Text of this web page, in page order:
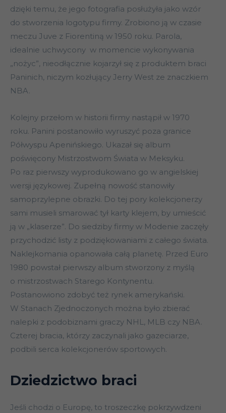
dzięki temu, że jego fotografia posłużyła jako wzór
do stworzenia logotypu firmy. Zrobiono ją w czasie
meczu Juve z Fiorentiną w 1950 roku. Parola,
idealnie uchwycony w momencie wykonywania
„nożyc”, nieodłącznie kojarzył się z produktem braci
Paninich, niczym kozłujący Jerry West ze znaczkiem
NBA.
Kolejny przełom w historii firmy nastąpił w 1970
roku. Panini postanowiło wyruszyć poza granice
Półwyspu Apenińskiego. Ukazał się album
poświęcony Mistrzostwom Świata w Meksyku.
Po raz pierwszy wyprodukowano go w angielskiej
wersji językowej. Zupełną nowość stanowiły
samoprzylepne obrazki. Do tej pory kolekcjonerzy
sami musieli smarować tył karty klejem, by umieścić
ją w „klaserze”. Do siedziby firmy w Modenie zaczęły
przychodzić listy z podziękowaniami z całego świata.
Naklejkomania opanowała całą planetę. Przed Euro
1980 powstał pierwszy album stworzony z myślą
o mistrzostwach Starego Kontynentu.
Postanowiono zdobyć też rynek amerykański.
W Stanach Zjednoczonych można było zbierać
nalepki z podobiznami graczy NHL, MLB czy NBA.
Czterej bracia, którzy zaczynali jako gazeciarze,
podbili serca kolekcjonerów sportowych.
Dziedzictwo braci
Jeśli chodzi o Europę, to troszeczkę pokrzywdzeni